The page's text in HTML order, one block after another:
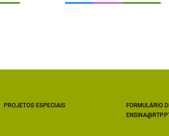
PROJETOS ESPECIAIS
FORMULÁRIO